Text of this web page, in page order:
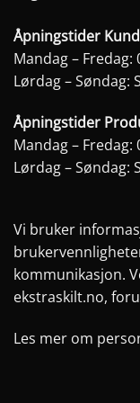
Åpningstider
Mandag – Fredag:
Lørdag – Søndag:
Åpningstider
Mandag – Fredag:
Lørdag – Søndag:
Vi bruker
kommunikasjon.
ekstraskilt.no,
Les mer om